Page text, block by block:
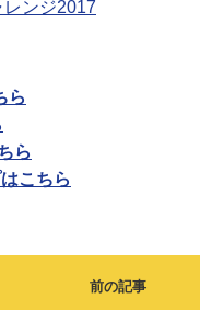
ンジ2017
ら
ら
こちら
前の記事